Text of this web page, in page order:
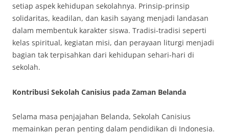
setiap aspek kehidupan sekolahnya. Prinsip-prinsip
solidaritas, keadilan, dan kasih sayang menjadi landasan
dalam membentuk karakter siswa. Tradisi-tradisi seperti
kelas spiritual, kegiatan misi, dan perayaan liturgi menjadi
bagian tak terpisahkan dari kehidupan sehari-hari di
sekolah.
Kontribusi Sekolah Canisius pada Zaman Belanda
Selama masa penjajahan Belanda, Sekolah Canisius
memainkan peran penting dalam pendidikan di Indonesia.